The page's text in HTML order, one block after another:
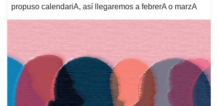
propuso calendariA, así llegaremos a febrerA o marzA